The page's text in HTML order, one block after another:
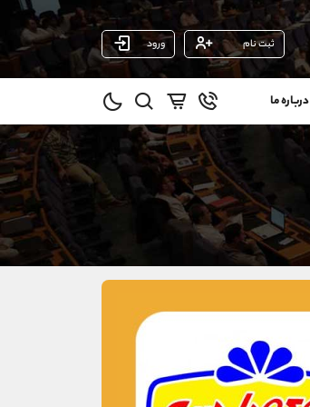
ثبت نام ورود
درباره ما
(فائزه تهرانی)
09101364784
شروع گفتگو
@Armteam_admin_104
021-22021030
90001030
@alireza.mehrabii
@alirezamehrabi_com
@alirezamehrabi_official